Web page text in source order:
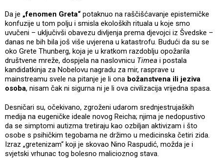
Da je „fenomen Greta“ potaknuo na raščišćavanje epistemičke
konfuzije u tom polju i smisla ekoloških rituala u koje smo
uvučeni – uključivši obavezu divljenja prema djevojci iz Švedske –
danas ne bih bila još više uvjerena u katastrofu. Budući da su se
oko Grete Thunberg, koja je u kratkom razdoblju opožarila
društvene mreže, dospjela na naslovnicu Timea i postala
kandidatkinja za Nobelovu nagradu za mir, rasprave u
mainstreamu svele na pitanje je li ona božanstvena ili jeziva
osoba, nisam čak ni sigurna ni je li ova civilizacija vrijedna spasa.
Desničari su, očekivano, zgroženi udarom srednjestrujaških
medija na eugeničke ideale novog Reicha; njima je nedopustivo
da se simptomi autizma tretiraju kao ozbiljan aktivizam i što
osobe s psihičkim tegobama ne držimo u medicinska četiri zida.
Izraz „gretenizam“ koji je skovao Nino Raspudić, možda je i
svjetski vrhunac tog bolesno malicioznog stava.